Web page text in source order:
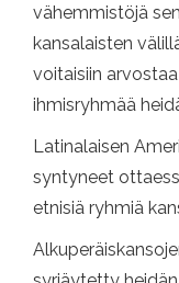
vähemmistöjä
kansalaisten
voitaisiin
ihmisryhmää
Latinalaisen
syntyneet
etnisiä ryhmiä